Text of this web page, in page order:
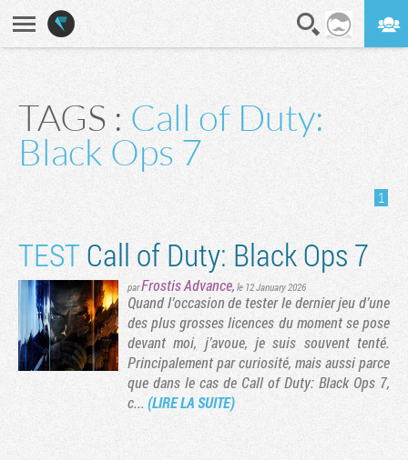
TAGS : Call of Duty:
Black Ops 7
1
TESTCall of Duty: Black Ops 7
parFrostis Advance, le 12 January 2026
Quand l’occasion de tester le dernier jeu d’une
des plus grosses licences du moment se pose
devant moi, j’avoue, je suis souvent tenté.
Principalement par curiosité, mais aussi parce
que dans le cas de Call of Duty: Black Ops 7,
c...(LIRE LA SUITE)